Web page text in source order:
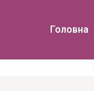
Головна
⚡ Всі